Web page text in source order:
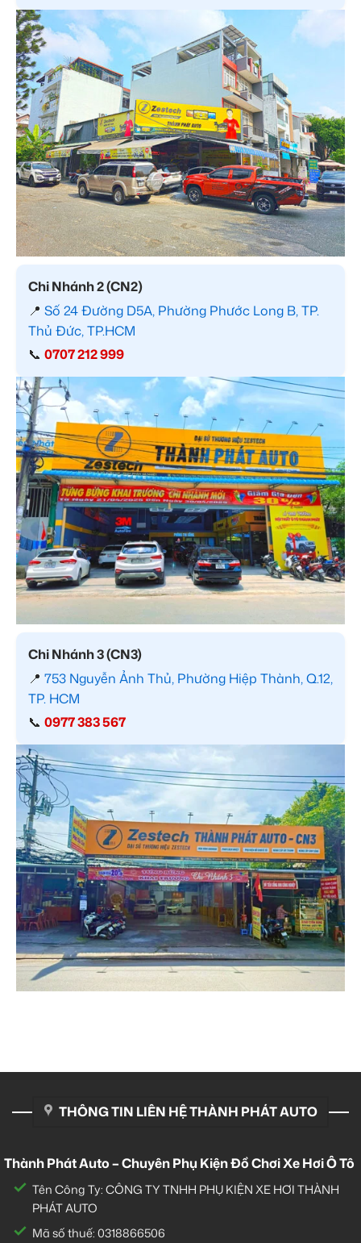
Chi Nhánh 2 (CN2)
📍 Số 24 Đường D5A, Phường Phước Long B, TP.
Thủ Đức, TP.HCM
📞 0707 212 999
Chi Nhánh 3 (CN3)
📍 753 Nguyễn Ảnh Thủ, Phường Hiệp Thành, Q.12,
TP. HCM
📞 0977 383 567
THÔNG TIN LIÊN HỆ THÀNH PHÁT AUTO
Thành Phát Auto – Chuyên Phụ Kiện Đồ Chơi Xe Hơi Ô Tô
Tên Công Ty: CÔNG TY TNHH PHỤ KIỆN XE HƠI THÀNH
PHÁT AUTO
Mã số thuế: 0318866506